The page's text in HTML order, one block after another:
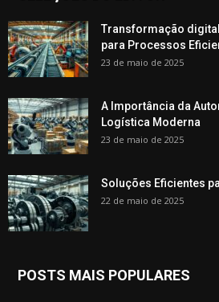
Transformação
para Processos
23 de maio de 2025
A Importância da
Logística Moderna
23 de maio de 2025
Soluções Eficientes
22 de maio de 2025
POSTS MAIS POPULARES